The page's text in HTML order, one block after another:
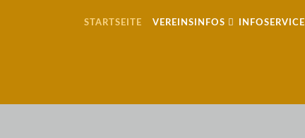
STARTSEITE VEREINSINFOS INFOSERVICE